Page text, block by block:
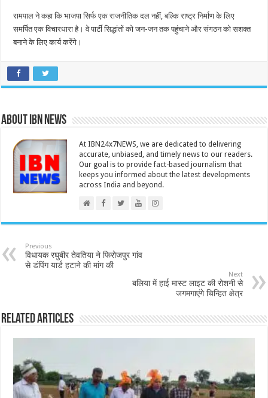
रामपाल ने कहा कि भाजपा सिर्फ एक राजनीतिक दल नहीं, बल्कि राष्ट्र निर्माण के लिए
समर्पित एक विचारधारा है। वे पार्टी सिद्धांतों को जन-जन तक पहुंचाने और संगठन को सशक्त
बनाने के लिए कार्य करेंगे।
About IBN NEWS
At IBN24x7NEWS, we are dedicated to delivering
accurate, unbiased, and timely news to our readers.
Our goal is to provide fact-based journalism that
keeps you informed about the latest developments
across India and beyond.
Previous
विधायक रघुबीर तेवतिया ने फिरोजपुर गांव
से डंपिंग यार्ड हटाने की मांग की
Next
बलिया में हाई मास्ट लाइट की रोशनी से
जगमगाएंगे चिन्हित क्षेत्र
Related Articles